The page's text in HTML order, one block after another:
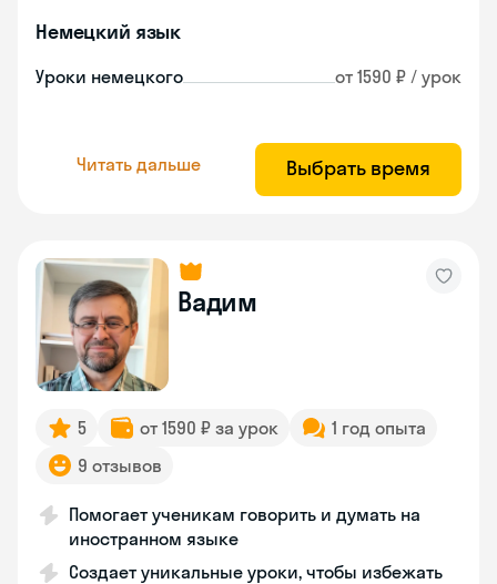
Немецкий язык
Уроки немецкого от 1590 ₽ / урок
Читать дальше Выбрать время
Вадим
5 от 1590 ₽ за урок
1 год опыта
9 отзывов
Помогает ученикам говорить и думать на
иностранном языке
Создает уникальные уроки, чтобы избежать